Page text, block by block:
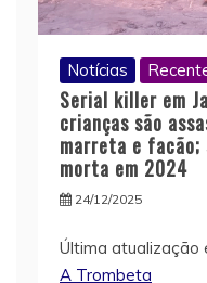
Notícias
Serial killer em
crianças são
marreta e
morta em 2024
24/12/2025
Última atualização
A Trombeta